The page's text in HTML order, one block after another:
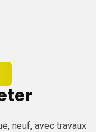
neuf, avec travaux